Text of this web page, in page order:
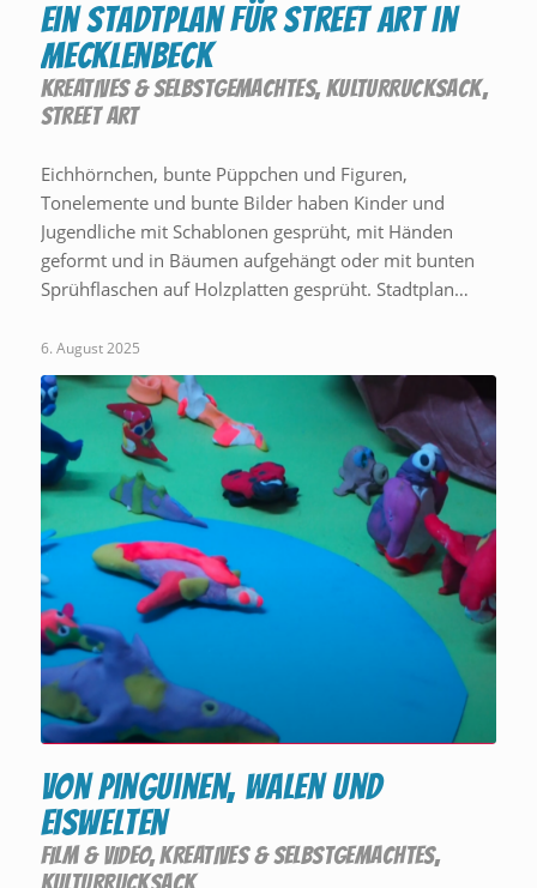
Ein Stadtplan für Street Art in
Mecklenbeck
KREATIVES & SELBSTGEMACHTES, KULTURRUCKSACK,
STREET ART
Eichhörnchen, bunte Püppchen und Figuren,
Tonelemente und bunte Bilder haben Kinder und
Jugendliche mit Schablonen gesprüht, mit Händen
geformt und in Bäumen aufgehängt oder mit bunten
Sprühflaschen auf Holzplatten gesprüht. Stadtplan…
6. August 2025
Von Pinguinen, Walen und
Eiswelten
FILM & VIDEO,KREATIVES & SELBSTGEMACHTES,